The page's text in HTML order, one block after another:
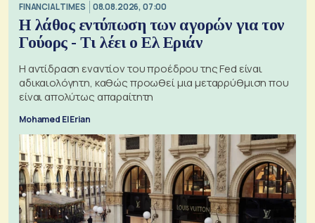
FINANCIAL TIMES 08.08.2026, 07:00
Η λάθος εντύπωση των αγορών για τον
Γούορς - Τι λέει ο Ελ Εριάν
Η αντίδραση εναντίον του προέδρου της Fed είναι
αδικαιολόγητη, καθώς προωθεί μια μεταρρύθμιση που
είναι απολύτως απαραίτητη
Mohamed El Erian